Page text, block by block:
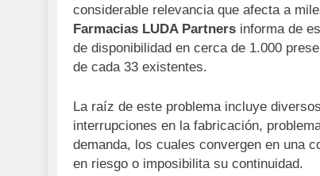
considerable relevancia que afecta a
Farmacias LUDA Partners informa de
de disponibilidad en cerca de 1.000
de cada 33 existentes.
La raíz de este problema incluye
interrupciones en la fabricación,
demanda, los cuales convergen en una
en riesgo o imposibilita su continuidad.